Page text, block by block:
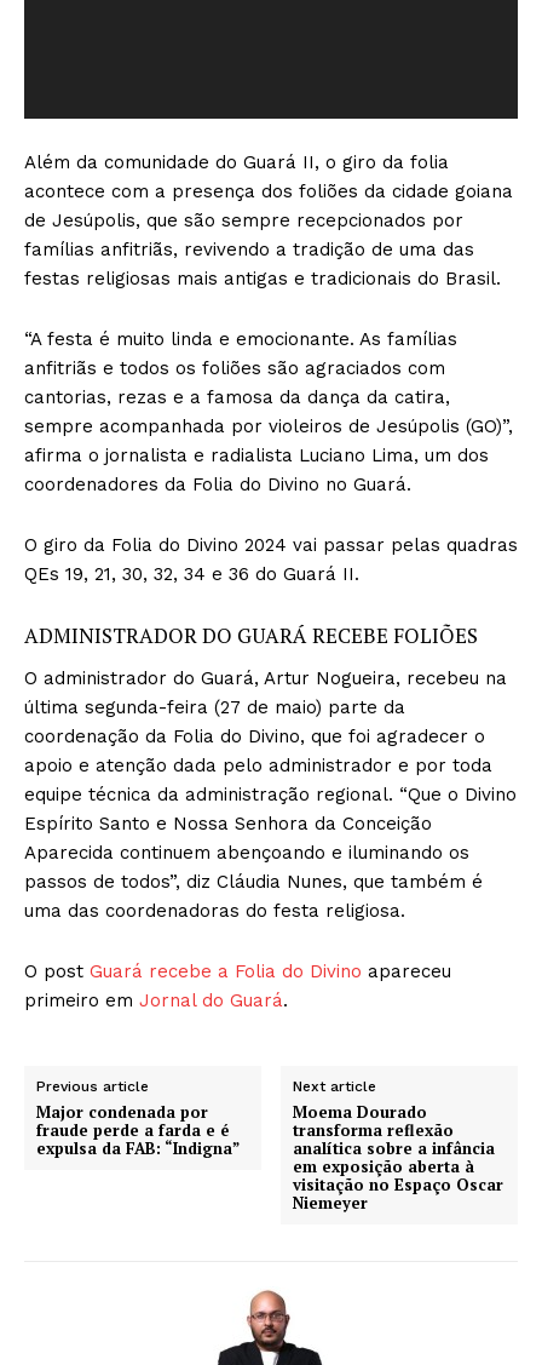
Além da comunidade do Guará II, o giro da folia
acontece com a presença dos foliões da cidade goiana
de Jesúpolis, que são sempre recepcionados por
famílias anfitriãs, revivendo a tradição de uma das
festas religiosas mais antigas e tradicionais do Brasil.
“A festa é muito linda e emocionante. As famílias
anfitriãs e todos os foliões são agraciados com
cantorias, rezas e a famosa da dança da catira,
sempre acompanhada por violeiros de Jesúpolis (GO)”,
afirma o jornalista e radialista Luciano Lima, um dos
coordenadores da Folia do Divino no Guará.
O giro da Folia do Divino 2024 vai passar pelas quadras
QEs 19, 21, 30, 32, 34 e 36 do Guará II.
ADMINISTRADOR DO GUARÁ RECEBE FOLIÕES
O administrador do Guará, Artur Nogueira, recebeu na
última segunda-feira (27 de maio) parte da
coordenação da Folia do Divino, que foi agradecer o
apoio e atenção dada pelo administrador e por toda
equipe técnica da administração regional. “Que o Divino
Espírito Santo e Nossa Senhora da Conceição
Aparecida continuem abençoando e iluminando os
passos de todos”, diz Cláudia Nunes, que também é
uma das coordenadoras do festa religiosa.
O post Guará recebe a Folia do Divino apareceu
primeiro em Jornal do Guará.
Previous article
Major condenada por
fraude perde a farda e é
expulsa da FAB: “Indigna”
Next article
Moema Dourado
transforma reflexão
analítica sobre a infância
em exposição aberta à
visitação no Espaço Oscar
Niemeyer